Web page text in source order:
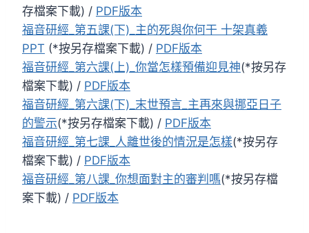
存檔案下載) / PDF版本
福音研經_第五課(下)_主的死與你何干 十架真義
PPT (*按另存檔案下載) / PDF版本
福音研經_第六課(上)_你當怎樣預備迎見神(*按另存
檔案下載) / PDF版本
福音研經_第六課(下)_末世預言_主再來與挪亞日子
的警示(*按另存檔案下載) / PDF版本
福音研經_第七課_人離世後的情況是怎樣(*按另存
檔案下載) / PDF版本
福音研經_第八課_你想面對主的審判嗎(*按另存檔
案下載) / PDF版本